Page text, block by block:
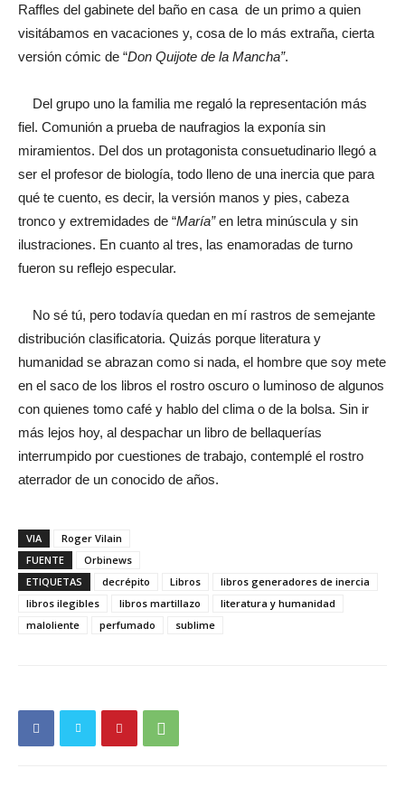
Raffles del gabinete del baño en casa de un primo a quien
visitábamos en vacaciones y, cosa de lo más extraña, cierta
versión cómic de “Don Quijote de la Mancha”.
Del grupo uno la familia me regaló la representación más
fiel. Comunión a prueba de naufragios la exponía sin
miramientos. Del dos un protagonista consuetudinario llegó a
ser el profesor de biología, todo lleno de una inercia que para
qué te cuento, es decir, la versión manos y pies, cabeza
tronco y extremidades de “María”en letra minúscula y sin
ilustraciones. En cuanto al tres, las enamoradas de turno
fueron su reflejo especular.
No sé tú, pero todavía quedan en mí rastros de semejante
distribución clasificatoria. Quizás porque literatura y
humanidad se abrazan como si nada, el hombre que soy mete
en el saco de los libros el rostro oscuro o luminoso de algunos
con quienes tomo café y hablo del clima o de la bolsa. Sin ir
más lejos hoy, al despachar un libro de bellaquerías
interrumpido por cuestiones de trabajo, contemplé el rostro
aterrador de un conocido de años.
VIA
Roger Vilain
FUENTE
Orbinews
ETIQUETAS
decrépito Libros
libros generadores de inercia
libros ilegibles
libros martillazo
literatura y humanidad
maloliente
perfumado sublime